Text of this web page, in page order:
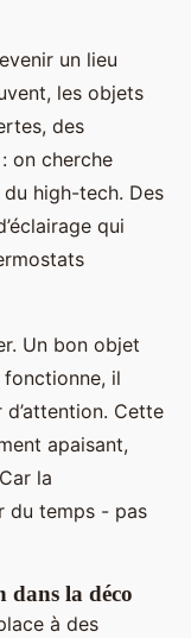
un lieu
les objets
des
on cherche
du high-tech. Des
qui
Un bon objet
fonctionne, il
Cette
apaisant,
la
du temps - pas
dans la déco
à des